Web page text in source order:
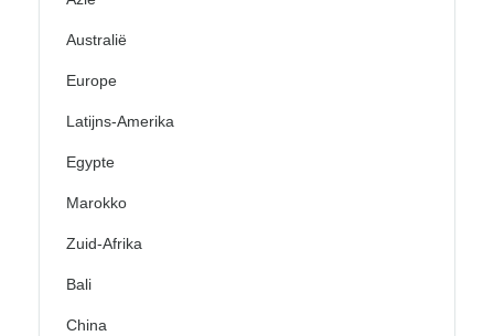
Australië
Europe
Latijns-Amerika
Egypte
Marokko
Zuid-Afrika
Bali
China